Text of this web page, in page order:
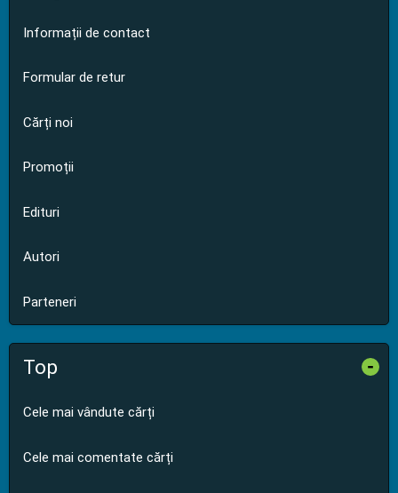
Informații de contact
Formular de retur
Cărți noi
Promoții
Edituri
Autori
Parteneri
Top -
Cele mai vândute cărți
Cele mai comentate cărți